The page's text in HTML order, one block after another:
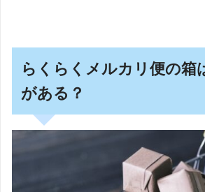
らくらくメルカリ便の箱
がある？